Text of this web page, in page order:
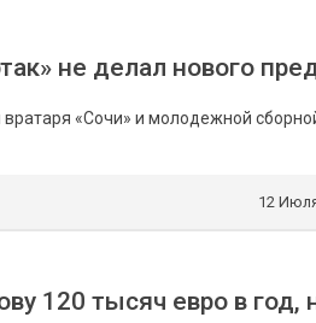
не делал нового
«Сочи» и молодежной
12
120 тысяч евро в год,